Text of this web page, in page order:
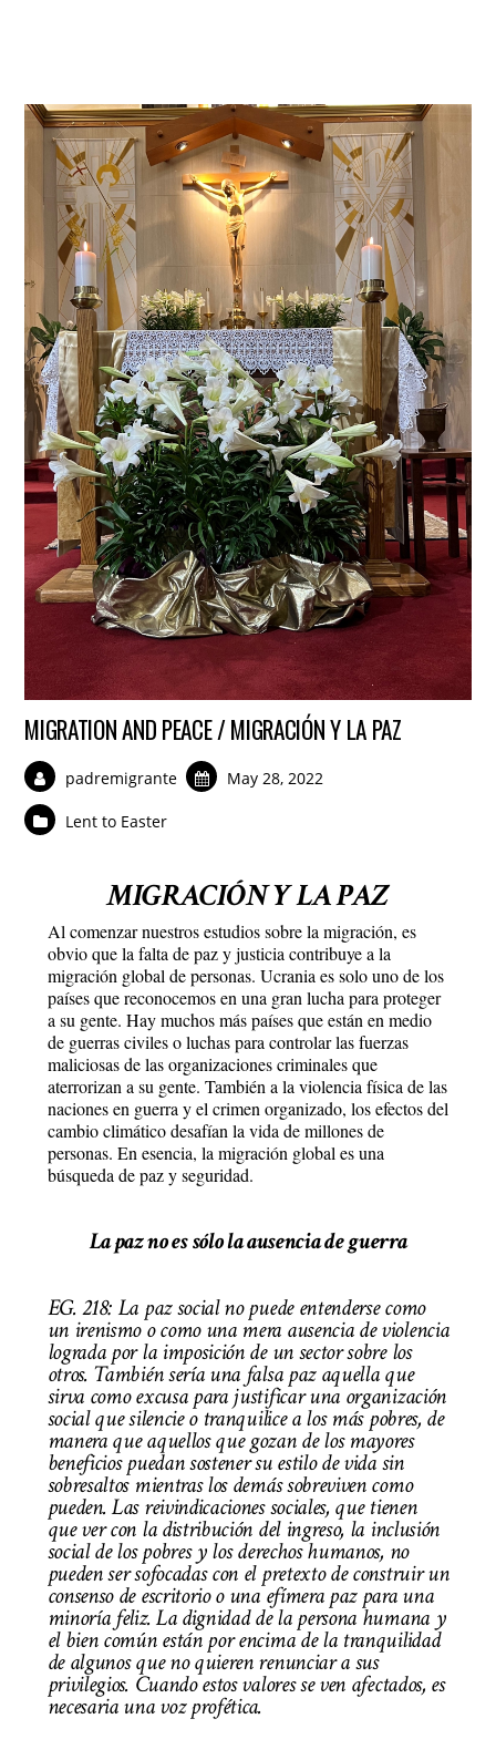
MIGRATION AND PEACE / MIGRACIÓN Y LA PAZ
padremigrante May 28, 2022
Lent to Easter
MIGRACIÓN Y LA PAZ
Al comenzar nuestros estudios sobre la migración, es
obvio que la falta de paz y justicia contribuye a la
migración global de personas. Ucrania es solo uno de los
países que reconocemos en una gran lucha para proteger
a su gente. Hay muchos más países que están en medio
de guerras civiles o luchas para controlar las fuerzas
maliciosas de las organizaciones criminales que
aterrorizan a su gente. También a la violencia física de las
naciones en guerra y el crimen organizado, los efectos del
cambio climático desafían la vida de millones de
personas. En esencia, la migración global es una
búsqueda de paz y seguridad.
La paz no es sólo la ausencia de guerra
EG. 218:La paz social no puede entenderse como
un irenismo o como una mera ausencia de violencia
lograda por la imposición de un sector sobre los
otros. También sería una falsa paz aquella que
sirva como excusa para justificar una organización
social que silencie o tranquilice a los más pobres, de
manera que aquellos que gozan de los mayores
beneficios puedan sostener su estilo de vida sin
sobresaltos mientras los demás sobreviven como
pueden. Las reivindicaciones sociales, que tienen
que ver con la distribución del ingreso, la inclusión
social de los pobres y los derechos humanos, no
pueden ser sofocadas con el pretexto de construir un
consenso de escritorio o una efímera paz para una
minoría feliz. La dignidad de la persona humana y
el bien común están por encima de la tranquilidad
de algunos que no quieren renunciar a sus
privilegios. Cuando estos valores se ven afectados, es
necesaria una voz profética.